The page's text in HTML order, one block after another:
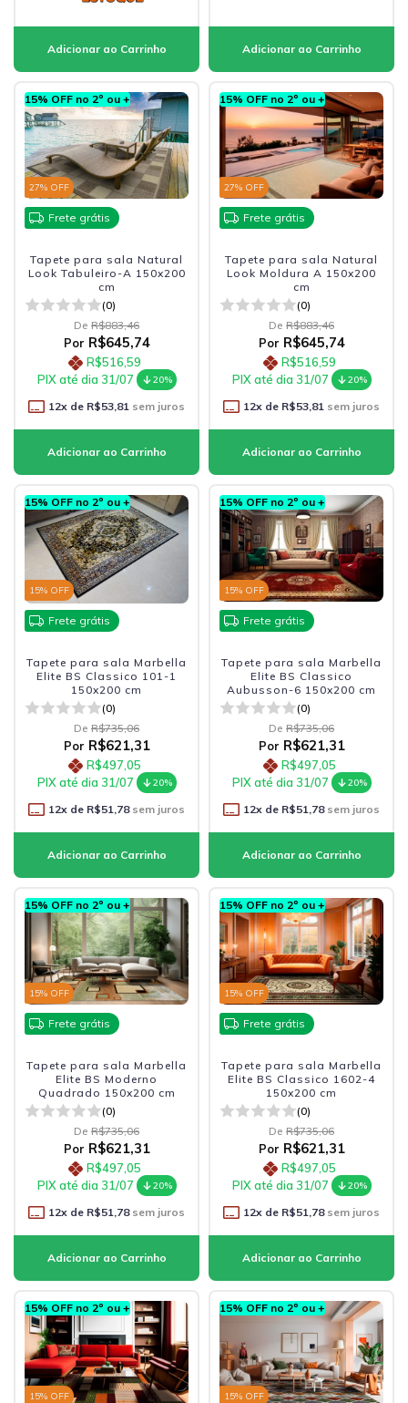
15% OFF no 2º ou +
27% OFF
Frete grátis
Tapete para sala Natural
Look Tabuleiro-A 150x200
cm
(0)
De R$883,46
Por R$645,74
R$516,59
PIX até dia 31/07
20%
12x de R$53,81 sem juros
15% OFF no 2º ou +
27% OFF
Frete grátis
Tapete para sala Natural
Look Moldura A 150x200
cm
(0)
De R$883,46
Por R$645,74
R$516,59
PIX até dia 31/07
20%
12x de R$53,81 sem juros
15% OFF no 2º ou +
15% OFF
Frete grátis
Tapete para sala Marbella
Elite BS Classico 101-1
150x200 cm
(0)
De R$735,06
Por R$621,31
R$497,05
PIX até dia 31/07
20%
12x de R$51,78sem juros
15% OFF no 2º ou +
15% OFF
Frete grátis
Tapete para sala Marbella
Elite BS Classico
Aubusson-6 150x200 cm
(0)
De R$735,06
Por R$621,31
R$497,05
PIX até dia 31/07
20%
12x de R$51,78sem juros
15% OFF no 2º ou +
15% OFF
Frete grátis
Tapete para sala Marbella
Elite BS Moderno
Quadrado 150x200 cm
(0)
De R$735,06
Por R$621,31
R$497,05
PIX até dia 31/07
20%
12x de R$51,78sem juros
15% OFF no 2º ou +
15% OFF
Frete grátis
Tapete para sala Marbella
Elite BS Classico 1602-4
150x200 cm
(0)
De R$735,06
Por R$621,31
R$497,05
PIX até dia 31/07
20%
12x de R$51,78sem juros
15% OFF no 2º ou +
15% OFF
15% OFF no 2º ou +
15% OFF